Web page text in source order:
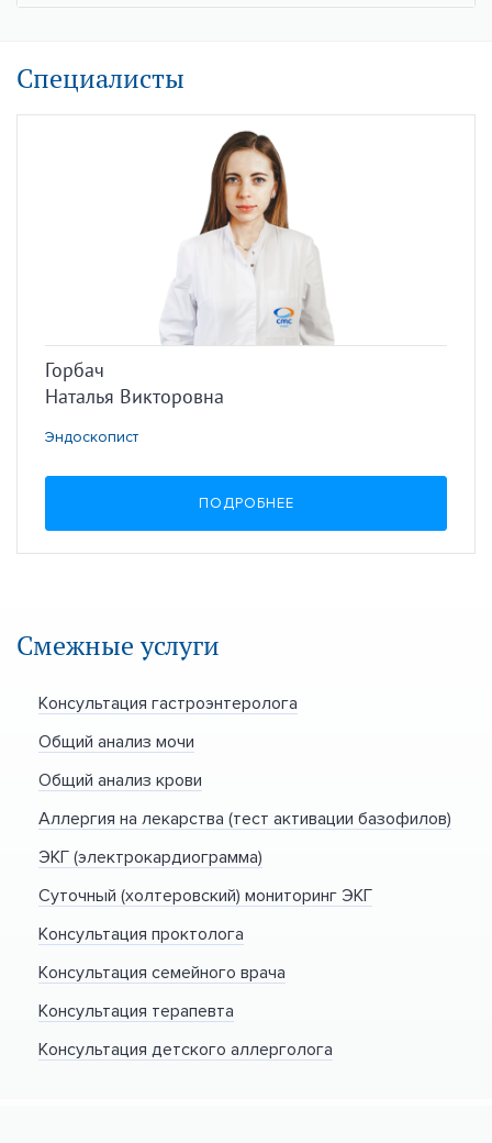
Специалисты
Горбач
Наталья Викторовна
Эндоскопист
ПОДРОБНЕЕ
Смежные услуги
Консультация гастроэнтеролога
Общий анализ мочи
Общий анализ крови
Аллергия на лекарства (тест активации базофилов)
ЭКГ (электрокардиограмма)
Суточный (холтеровский) мониторинг ЭКГ
Консультация проктолога
Консультация семейного врача
Консультация терапевта
Консультация детского аллерголога